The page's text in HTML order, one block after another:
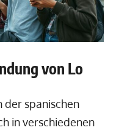
von Lo
der spanischen
in verschiedenen